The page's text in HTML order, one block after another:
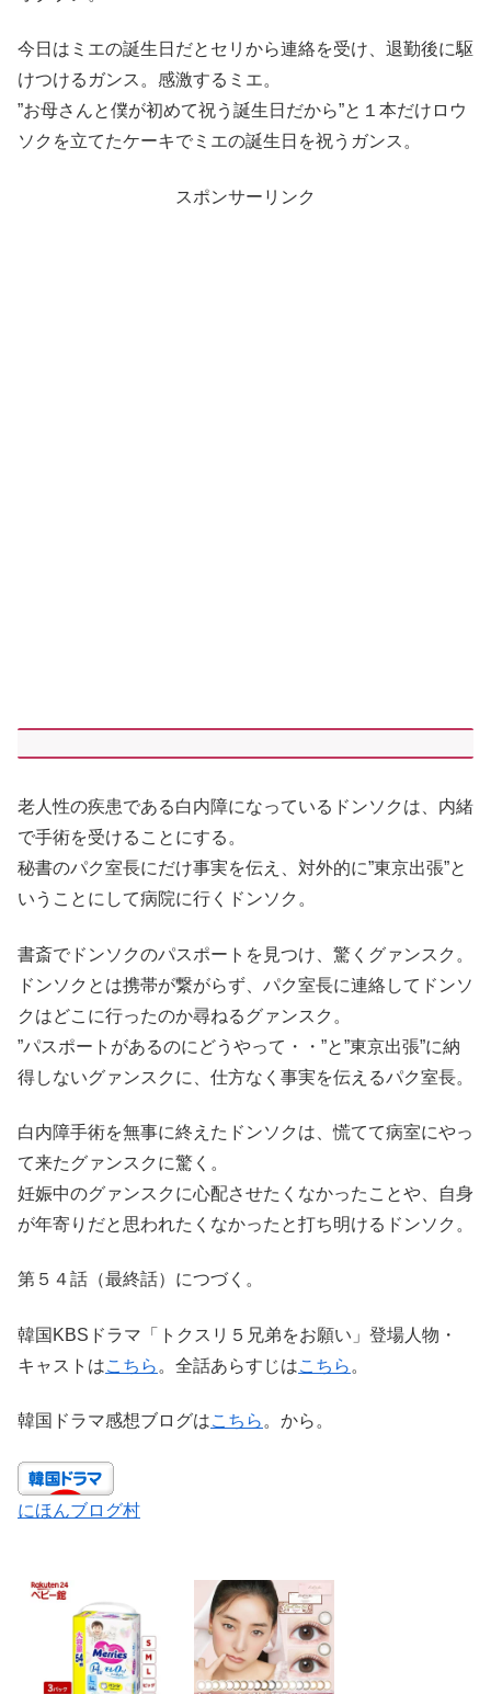
今日はミエの誕生日だとセリから連絡を受け、退勤後に駆
けつけるガンス。感激するミエ。
”お母さんと僕が初めて祝う誕生日だから”と１本だけロウ
ソクを立てたケーキでミエの誕生日を祝うガンス。
スポンサーリンク
老人性の疾患である白内障になっているドンソクは、内緒
で手術を受けることにする。
秘書のパク室長にだけ事実を伝え、対外的に”東京出張”と
いうことにして病院に行くドンソク。
書斎でドンソクのパスポートを見つけ、驚くグァンスク。
ドンソクとは携帯が繋がらず、パク室長に連絡してドンソ
クはどこに行ったのか尋ねるグァンスク。
”パスポートがあるのにどうやって・・”と”東京出張”に納
得しないグァンスクに、仕方なく事実を伝えるパク室長。
白内障手術を無事に終えたドンソクは、慌てて病室にやっ
て来たグァンスクに驚く。
妊娠中のグァンスクに心配させたくなかったことや、自身
が年寄りだと思われたくなかったと打ち明けるドンソク。
第５４話（最終話）につづく。
韓国KBSドラマ「トクスリ５兄弟をお願い」登場人物・
キャストはこちら 。全話あらすじはこちら 。
韓国ドラマ感想ブログはこちら 。から。
にほんブログ村